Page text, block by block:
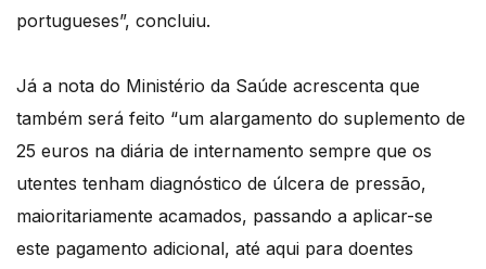
portugueses”, concluiu.
Já a nota do Ministério da Saúde acrescenta que
também será feito “um alargamento do suplemento de
25 euros na diária de internamento sempre que os
utentes tenham diagnóstico de úlcera de pressão,
maioritariamente acamados, passando a aplicar-se
este pagamento adicional, até aqui para doentes